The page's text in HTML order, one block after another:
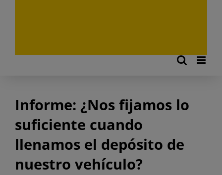
Informe: ¿Nos fijamos lo
suficiente cuando
llenamos el depósito de
nuestro vehículo?